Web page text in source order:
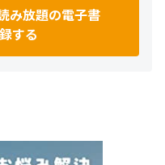
放題の電子書
する